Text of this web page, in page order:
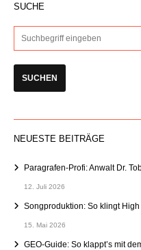
SUCHE
NEUESTE BEITRÄGE
Paragrafen-Profi: Anwalt Dr.
12. Juli 2026
Songproduktion: So klingt
15. Mai 2026
GEO-Guide: So klappt’s mit